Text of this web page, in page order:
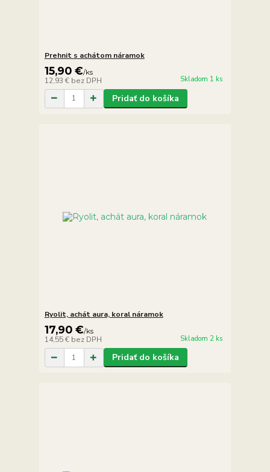
Prehnit s achátom náramok
15,90 €/ks
12,93 € bez DPH Skladom 1 ks
Pridať do košíka
Ryolit, achát aura, koral náramok
17,90 €/ks
14,55 € bez DPH Skladom 2 ks
Pridať do košíka